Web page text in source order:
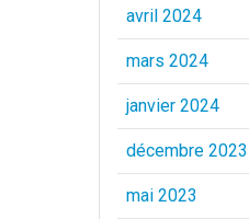
avril 2024
mars 2024
janvier 2024
décembre 2023
mai 2023